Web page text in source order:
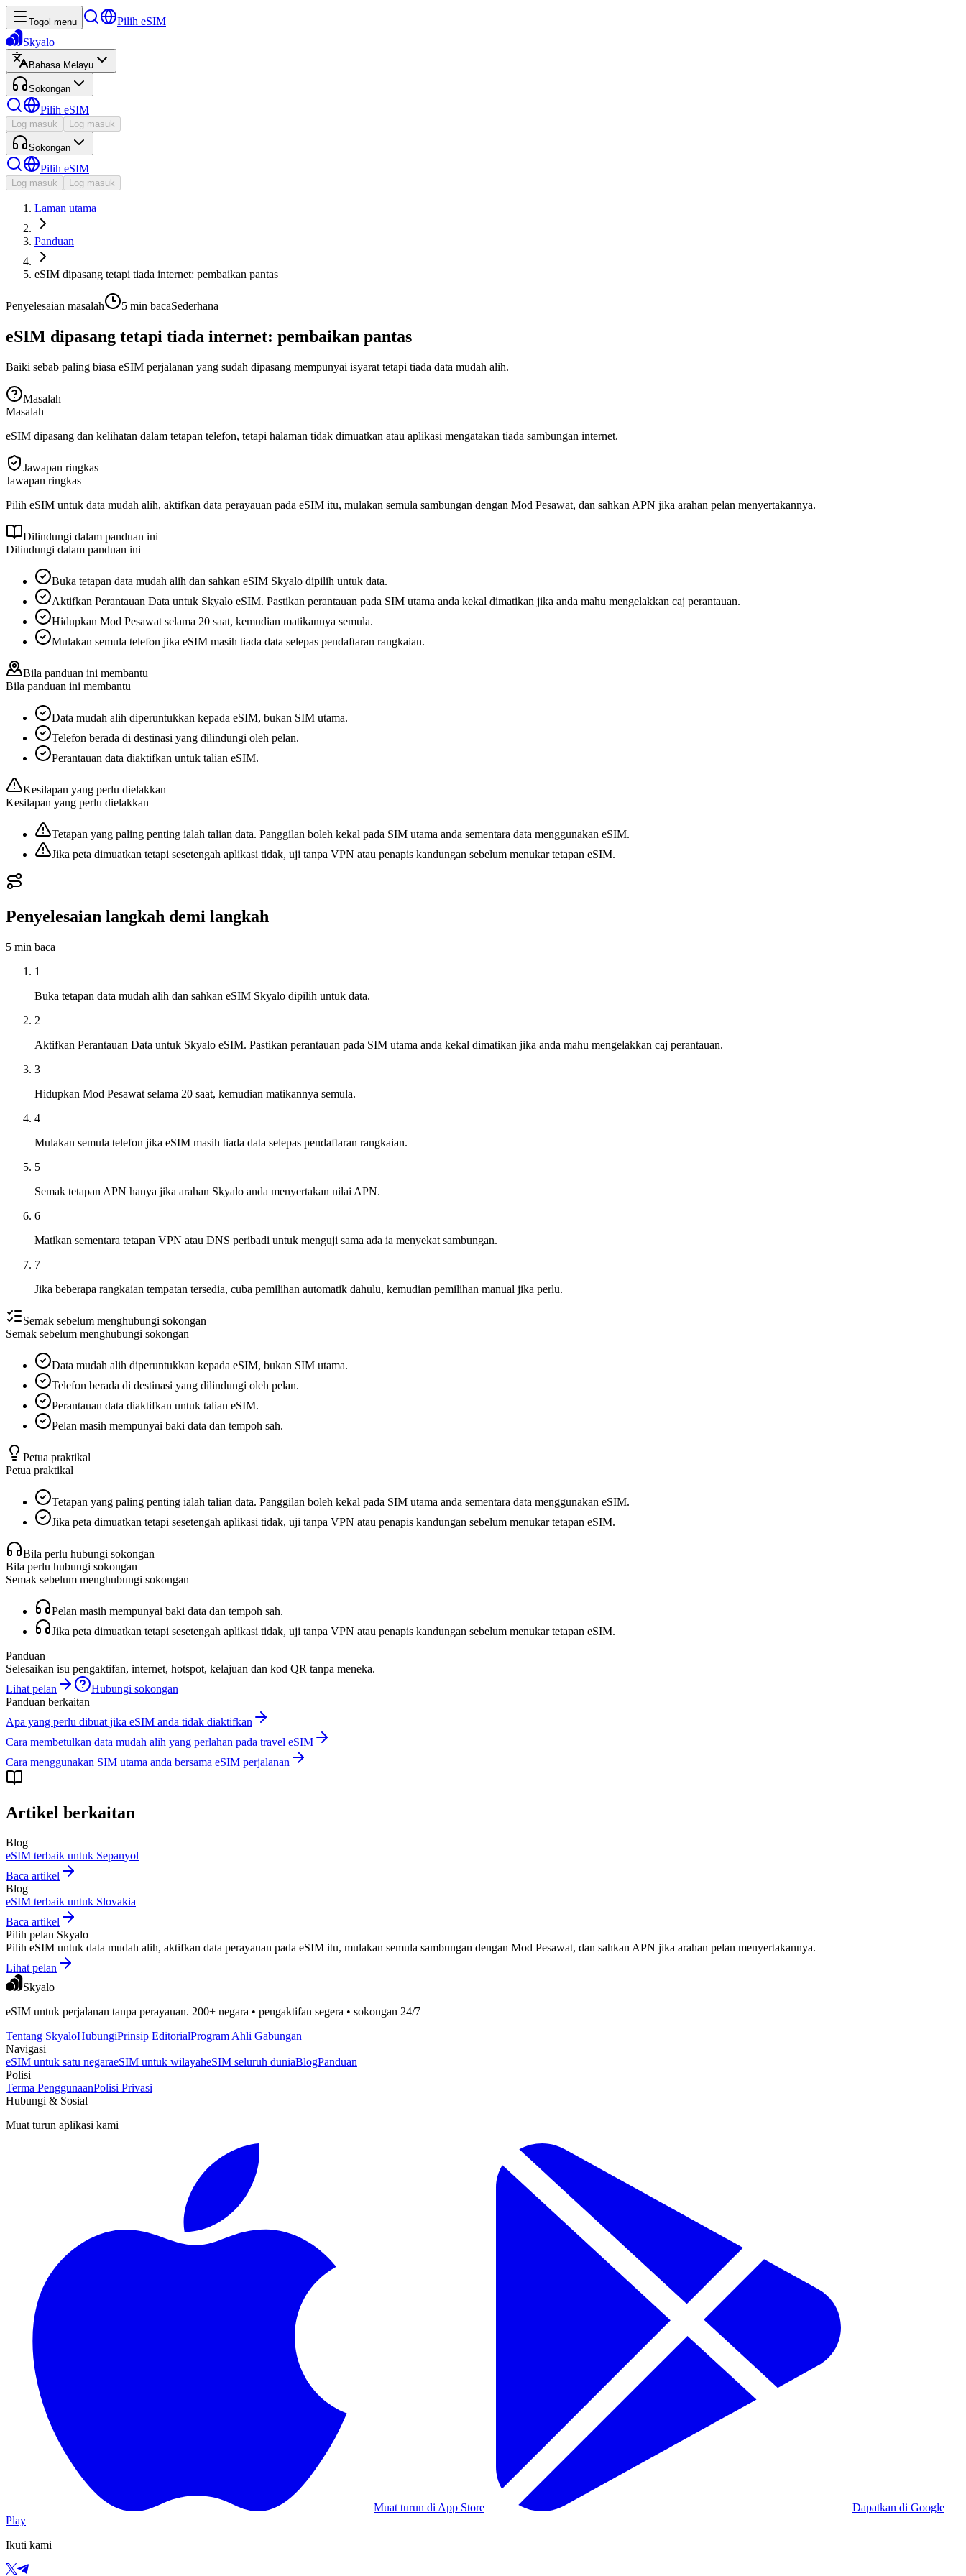
Togol menu
Pilih eSIM
Skyalo
Bahasa Melayu
Sokongan
Pilih eSIM
Log masuk Log masuk
Sokongan
Pilih eSIM
Log masuk Log masuk
Laman utama
Panduan
eSIM dipasang tetapi tiada internet: pembaikan pantas
Penyelesaian masalah 5 min bacaSederhana
eSIM dipasang tetapi tiada internet: pembaikan pantas
Baiki sebab paling biasa eSIM perjalanan yang sudah dipasang mempunyai isyarat tetapi tiada data mudah alih.
Masalah
Masalah
eSIM dipasang dan kelihatan dalam tetapan telefon, tetapi halaman tidak dimuatkan atau aplikasi mengatakan tiada sambungan internet.
Jawapan ringkas
Jawapan ringkas
Pilih eSIM untuk data mudah alih, aktifkan data perayauan pada eSIM itu, mulakan semula sambungan dengan Mod Pesawat, dan sahkan APN jika arahan pelan menyertakannya.
Dilindungi dalam panduan ini
Dilindungi dalam panduan ini
Buka tetapan data mudah alih dan sahkan eSIM Skyalo dipilih untuk data.
Aktifkan Perantauan Data untuk Skyalo eSIM. Pastikan perantauan pada SIM utama anda kekal dimatikan jika anda mahu mengelakkan caj perantauan.
Hidupkan Mod Pesawat selama 20 saat, kemudian matikannya semula.
Mulakan semula telefon jika eSIM masih tiada data selepas pendaftaran rangkaian.
Bila panduan ini membantu
Bila panduan ini membantu
Data mudah alih diperuntukkan kepada eSIM, bukan SIM utama.
Telefon berada di destinasi yang dilindungi oleh pelan.
Perantauan data diaktifkan untuk talian eSIM.
Kesilapan yang perlu dielakkan
Kesilapan yang perlu dielakkan
Tetapan yang paling penting ialah talian data. Panggilan boleh kekal pada SIM utama anda sementara data menggunakan eSIM.
Jika peta dimuatkan tetapi sesetengah aplikasi tidak, uji tanpa VPN atau penapis kandungan sebelum menukar tetapan eSIM.
Penyelesaian langkah demi langkah
5 min baca
1
Buka tetapan data mudah alih dan sahkan eSIM Skyalo dipilih untuk data.
2
Aktifkan Perantauan Data untuk Skyalo eSIM. Pastikan perantauan pada SIM utama anda kekal dimatikan jika anda mahu mengelakkan caj perantauan.
3
Hidupkan Mod Pesawat selama 20 saat, kemudian matikannya semula.
4
Mulakan semula telefon jika eSIM masih tiada data selepas pendaftaran rangkaian.
5
Semak tetapan APN hanya jika arahan Skyalo anda menyertakan nilai APN.
6
Matikan sementara tetapan VPN atau DNS peribadi untuk menguji sama ada ia menyekat sambungan.
7
Jika beberapa rangkaian tempatan tersedia, cuba pemilihan automatik dahulu, kemudian pemilihan manual jika perlu.
Semak sebelum menghubungi sokongan
Semak sebelum menghubungi sokongan
Data mudah alih diperuntukkan kepada eSIM, bukan SIM utama.
Telefon berada di destinasi yang dilindungi oleh pelan.
Perantauan data diaktifkan untuk talian eSIM.
Pelan masih mempunyai baki data dan tempoh sah.
Petua praktikal
Petua praktikal
Tetapan yang paling penting ialah talian data. Panggilan boleh kekal pada SIM utama anda sementara data menggunakan eSIM.
Jika peta dimuatkan tetapi sesetengah aplikasi tidak, uji tanpa VPN atau penapis kandungan sebelum menukar tetapan eSIM.
Bila perlu hubungi sokongan
Bila perlu hubungi sokongan
Semak sebelum menghubungi sokongan
Pelan masih mempunyai baki data dan tempoh sah.
Jika peta dimuatkan tetapi sesetengah aplikasi tidak, uji tanpa VPN atau penapis kandungan sebelum menukar tetapan eSIM.
Panduan
Selesaikan isu pengaktifan, internet, hotspot, kelajuan dan kod QR tanpa meneka.
Lihat pelan
Hubungi sokongan
Panduan berkaitan
Apa yang perlu dibuat jika eSIM anda tidak diaktifkan
Cara membetulkan data mudah alih yang perlahan pada travel eSIM
Cara menggunakan SIM utama anda bersama eSIM perjalanan
Artikel berkaitan
Blog
eSIM terbaik untuk Sepanyol
Baca artikel
Blog
eSIM terbaik untuk Slovakia
Baca artikel
Pilih pelan Skyalo
Pilih eSIM untuk data mudah alih, aktifkan data perayauan pada eSIM itu, mulakan semula sambungan dengan Mod Pesawat, dan sahkan APN jika arahan pelan menyertakannya.
Lihat pelan
Skyalo
eSIM untuk perjalanan tanpa perayauan. 200+ negara • pengaktifan segera • sokongan 24/7
Tentang SkyaloHubungiPrinsip EditorialProgram Ahli Gabungan
Navigasi
eSIM untuk satu negaraeSIM untuk wilayaheSIM seluruh duniaBlogPanduan
Polisi
Terma PenggunaanPolisi Privasi
Hubungi & Sosial
Muat turun aplikasi kami
Muat turun di App Store
Dapatkan di Google
Play
Ikuti kami